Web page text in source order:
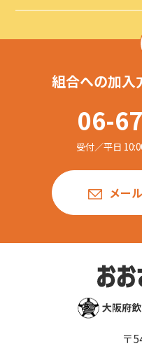
組合への加入
06-
受付／平日
メー
〒